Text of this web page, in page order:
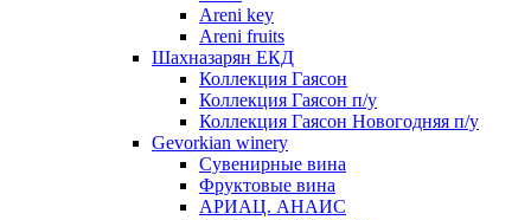
Areni key
Areni fruits
Шахназарян ЕКД
Коллекция Гаясон
Коллекция Гаясон п/у
Коллекция Гаясон Новогодняя п/у
Gevorkian winery
Сувенирные вина
Фруктовые вина
АРИАЦ. АНАИС